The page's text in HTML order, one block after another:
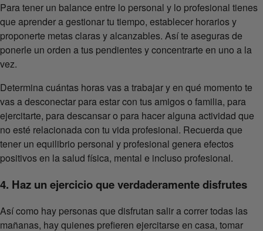
Para tener un balance entre lo personal y lo profesional tienes
que aprender a gestionar tu tiempo, establecer horarios y
proponerte metas claras y alcanzables. Así te aseguras de
ponerle un orden a tus pendientes y concentrarte en uno a la
vez.
Determina cuántas horas vas a trabajar y en qué momento te
vas a desconectar para estar con tus amigos o familia, para
ejercitarte, para descansar o para hacer alguna actividad que
no esté relacionada con tu vida profesional. Recuerda que
tener un equilibrio personal y profesional genera efectos
positivos en la salud física, mental e incluso profesional.
4. Haz un ejercicio que verdaderamente disfrutes
Así como hay personas que disfrutan salir a correr todas las
mañanas, hay quienes prefieren ejercitarse en casa, tomar